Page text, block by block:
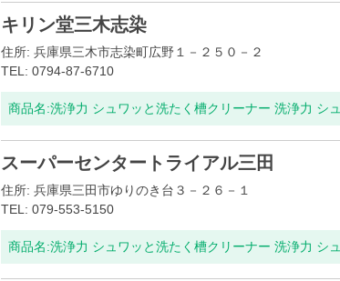
キリン堂三木志染
住所: 兵庫県三木市志染町広野１－２５０－２
TEL: 0794-87-6710
商品名:洗浄力 シュワッと洗たく槽クリーナー 洗浄力 シ
スーパーセンタートライアル三田
住所: 兵庫県三田市ゆりのき台３－２６－１
TEL: 079-553-5150
商品名:洗浄力 シュワッと洗たく槽クリーナー 洗浄力 シ